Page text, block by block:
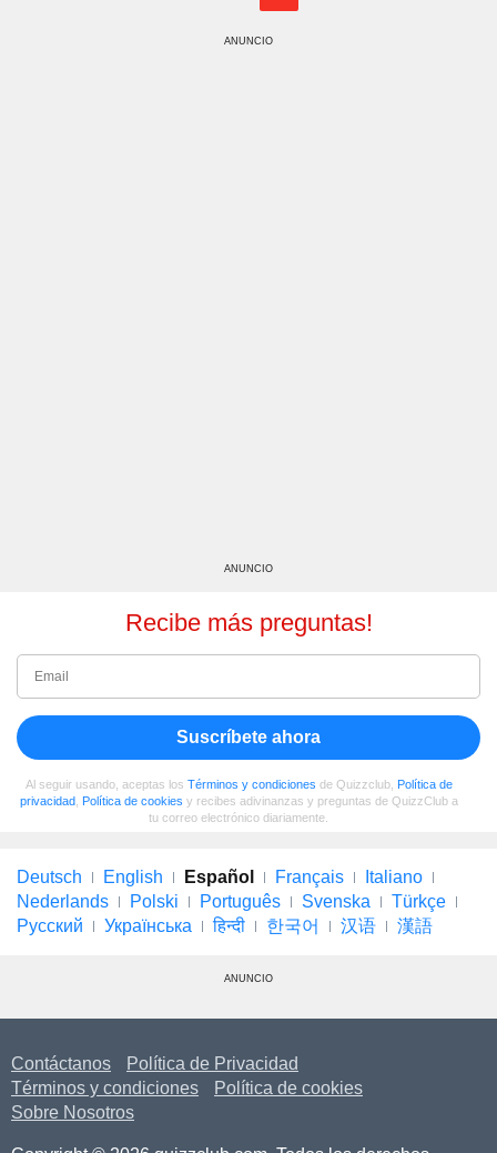
ANUNCIO
ANUNCIO
Recibe más preguntas!
Suscríbete ahora
Al seguir usando, aceptas los Términos y condiciones de Quizzclub, Política de
privacidad, Política de cookies y recibes adivinanzas y preguntas de QuizzClub a
tu correo electrónico diariamente.
Deutsch English Español Français
Italiano
Nederlands
Polski Português Svenska
Türkçe
Русский
Українська हिन्दी 한국어 汉语 漢語
ANUNCIO
Contáctanos
Política de Privacidad
Términos y condiciones
Política de cookies
Sobre Nosotros